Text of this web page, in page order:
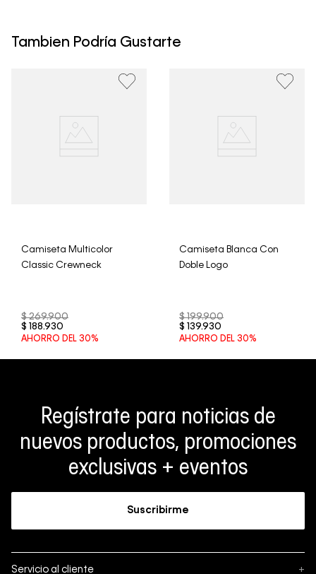
un período de 30 días calendario tras la recepción.
clientes, no aceptamos devoluciones en ropa interior y
Tambien Podría Gustarte
Camiseta Multicolor
Classic Crewneck
$ 269.900
$ 188.930
AHORRO DEL 30%
Camiseta Blanca Con
Doble Logo
$ 199.900
$ 139.930
AHORRO DEL 30%
Regístrate para noticias de
nuevos productos, promociones
exclusivas + eventos
Suscribirme
Servicio al cliente +